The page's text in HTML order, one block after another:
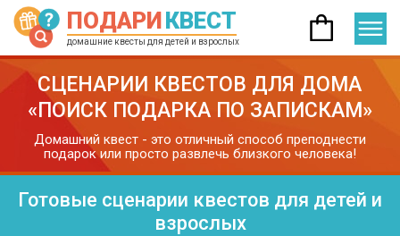
ПОДАРИКВЕСТ
домашние квесты для детей и взрослых
СЦЕНАРИИ КВЕСТОВ ДЛЯ ДОМА
«ПОИСК ПОДАРКА ПО ЗАПИСКАМ»
Домашний квест - это отличный способ преподнести
подарок или просто развлечь близкого человека!
Готовые сценарии квестов для детей и
взрослых